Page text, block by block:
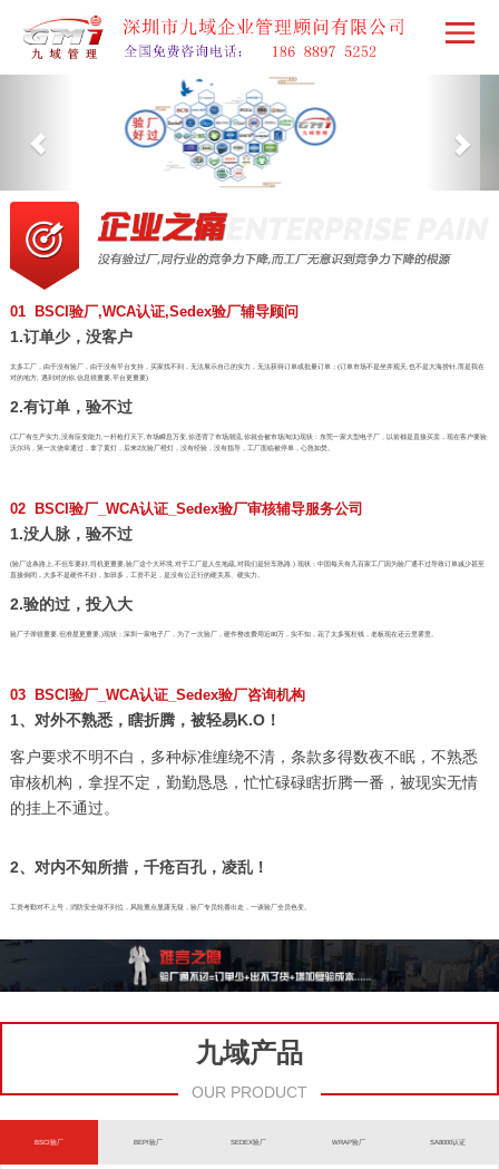
01 BSCI验厂,WCA认证,Sedex验厂辅导顾问
1.订单少，没客户
太多工厂，由于没有验厂，由于没有平台支持，买家找不到，无法展示自己的实力，无法获得订单或批量订单；(订单市场不是坐井观天,也不是大海捞针,而是我在
对的地方, 遇到对的你,信息很重要,平台更重要)
2.有订单，验不过
(工厂有生产实力,没有应变能力,一杆枪打天下,市场瞬息万变,你违背了市场潮流,你就会被市场淘汰)现状：东莞一家大型电子厂，以前都是直接买卖，现在客户要验
沃尔玛，第一次侥幸通过，拿了黄灯，后来2次验厂橙灯，没有经验，没有指导，工厂面临被停单，心急如焚。
02 BSCI验厂_WCA认证_Sedex验厂审核辅导服务公司
1.没人脉，验不过
(验厂这条路上,不但车要好,司机更重要,验厂这个大环境,对于工厂是人生地疏,对我们是轻车熟路.) 现状：中国每天有几百家工厂因为验厂通不过导致订单减少甚至
直接倒闭，大多不是硬件不好，加班多，工资不足，是没有公正行的硬关系、硬实力。
2.验的过，投入大
验厂子弹很重要,但准星更重要,)现状：深圳一家电子厂，为了一次验厂，硬件整改费用近80万，实不知，花了太多冤枉钱，老板现在还云里雾里。
03 BSCI验厂_WCA认证_Sedex验厂咨询机构
1、对外不熟悉，瞎折腾，被轻易K.O！
客户要求不明不白，多种标准缠绕不清，条款多得数夜不眠，不熟悉
审核机构，拿捏不定，勤勤恳恳，忙忙碌碌瞎折腾一番，被现实无情
的挂上不通过。
2、对内不知所措，千疮百孔，凌乱！
工资考勤对不上号，消防安全做不到位，风险重点显露无疑，验厂专员轮番出走，一谈验厂全员色变。
九域产品
OUR PRODUCT
BSCI验厂 BEPI验厂 SEDEX验厂 WRAP验厂 SA8000认证